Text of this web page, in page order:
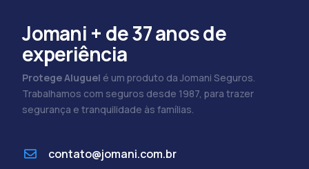
Jomani + de 37 anos de
experiência
Protege Aluguel é um produto da Jomani Seguros.
Trabalhamos com seguros desde 1987, para trazer
segurança e tranquilidade às famílias.
contato@jomani.com.br